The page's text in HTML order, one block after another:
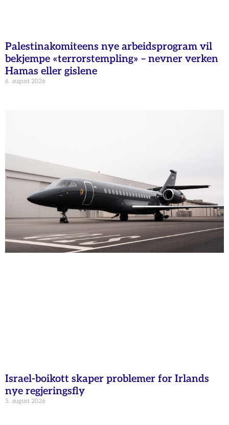
Palestinakomiteens nye arbeidsprogram vil
bekjempe «terrorstempling» – nevner verken
Hamas eller gislene
6. august 2026
Israel-boikott skaper problemer for Irlands
nye regjeringsfly
5. august 2026